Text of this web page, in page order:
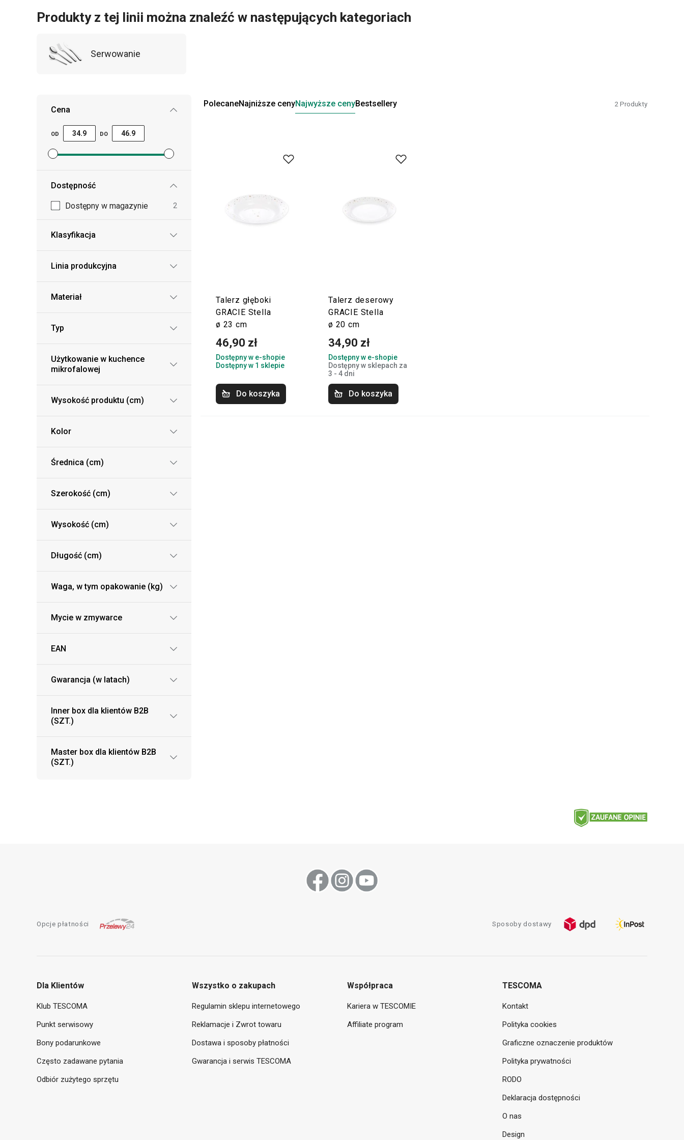
Produkty z tej linii można znaleźć w następujących kategoriach
Serwowanie
Cena
OD DO
Ustaw filtr ceny minimalnej
Ustaw filtr ceny maksymalnej
Dostępność
Dostępny w magazynie 2
Klasyfikacja
Linia produkcyjna
Materiał
Typ
Użytkowanie w kuchence
mikrofalowej
Wysokość produktu (cm)
Kolor
Średnica (cm)
Szerokość (cm)
Wysokość (cm)
Długość (cm)
Waga, w tym opakowanie (kg)
Mycie w zmywarce
EAN
Gwarancja (w latach)
Inner box dla klientów B2B
(SZT.)
Master box dla klientów B2B
(SZT.)
PolecaneNajniższe cenyNajwyższe cenyBestsellery 2 Produkty
Talerz głęboki
GRACIE Stella
ø 23 cm
46,90 zł
Dostępny w e-shopie
Dostępny w 1 sklepie
Do koszyka
Talerz deserowy
GRACIE Stella
ø 20 cm
34,90 zł
Dostępny w e-shopie
Dostępny w sklepach za
3 - 4 dni
Do koszyka
Opcje płatności Sposoby dostawy
Dla Klientów
Klub TESCOMA
Punkt serwisowy
Bony podarunkowe
Często zadawane pytania
Odbiór zużytego sprzętu
Wszystko o zakupach
Regulamin sklepu internetowego
Reklamacje i Zwrot towaru
Dostawa i sposoby płatności
Gwarancja i serwis TESCOMA
Współpraca
Kariera w TESCOMIE
Affiliate program
TESCOMA
Kontakt
Polityka cookies
Graficzne oznaczenie produktów
Polityka prywatności
RODO
Deklaracja dostępności
O nas
Design